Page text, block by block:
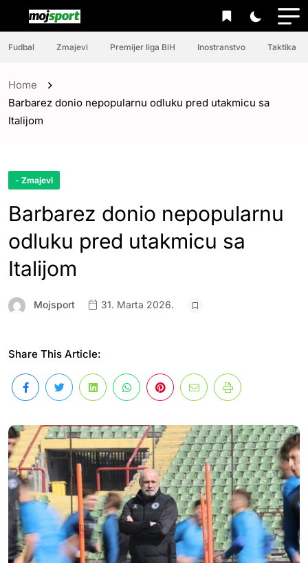
Fudbal Zmajevi Premijer liga BiH Inostranstvo Taktika
Home
Barbarez donio nepopularnu odluku pred utakmicu sa
Italijom
- Zmajevi
Barbarez donio nepopularnu
odluku pred utakmicu sa
Italijom
Mojsport 31. Marta 2026.
Share This Article: